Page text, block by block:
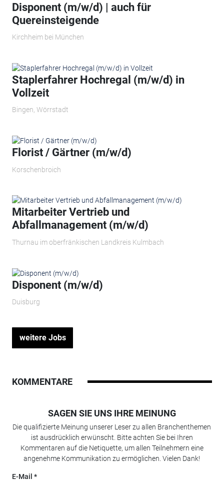
Disponent (m/w/d) | auch für
Quereinsteigende
Kirchheim bei München
Staplerfahrer Hochregal (m/w/d) in
Vollzeit
Bingen, Wörrstadt
Florist / Gärtner (m/w/d)
Korschenbroich
Mitarbeiter Vertrieb und
Abfallmanagement (m/w/d)
Thurnau im oberfränkischen Landkreis Kulmbach
Disponent (m/w/d)
Duisburg
weitere Jobs
KOMMENTARE
SAGEN SIE UNS IHRE MEINUNG
Die qualifizierte Meinung unserer Leser zu allen Branchenthemen
ist ausdrücklich erwünscht. Bitte achten Sie bei Ihren
Kommentaren auf die Netiquette, um allen Teilnehmern eine
angenehme Kommunikation zu ermöglichen. Vielen Dank!
E-Mail